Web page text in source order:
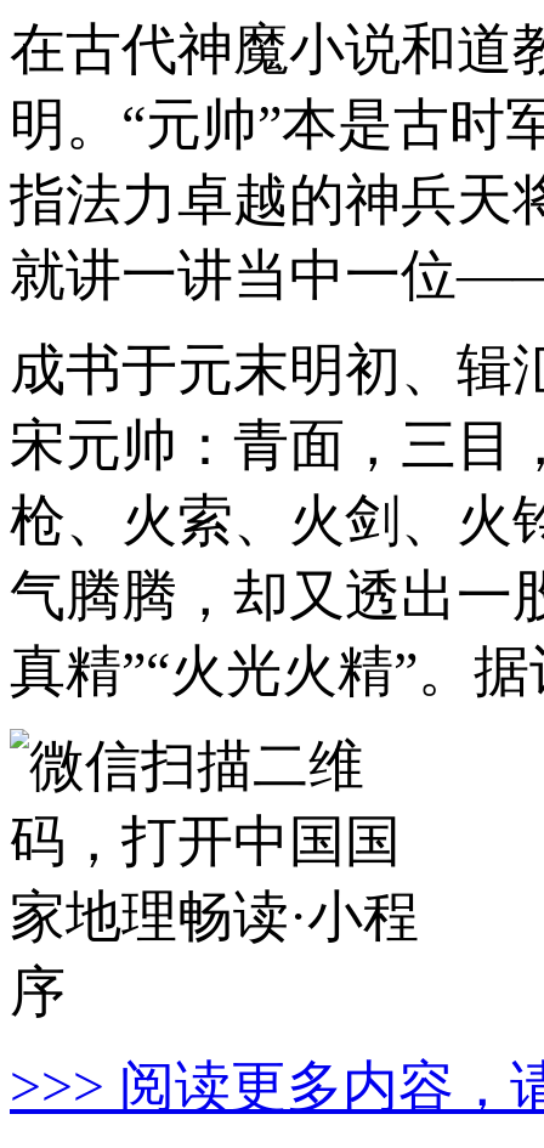
在古代神魔小说和道
明。“元帅”本是古时
指法力卓越的神兵天
就讲一讲当中一位
成书于元末明初、辑
宋元帅：青面，三目
枪、火索、火剑、
气腾腾，却又透出一
真精”“火光火精”。
>>> 阅读更多内容，